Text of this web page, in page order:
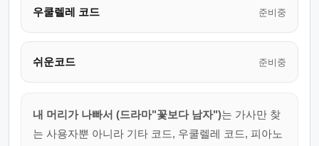
우쿨렐레 코드 준비중
쉬운코드 준비중
내 머리가 나빠서 (드라마"꽃보다 남자")는 가사만 찾
는 사용자뿐 아니라 기타 코드, 우쿨렐레 코드, 피아노